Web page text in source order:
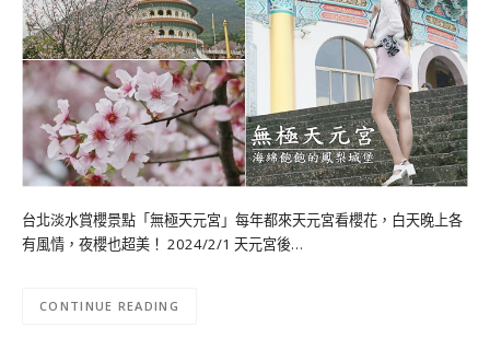
台北淡水賞櫻景點「無極天元宮」每年都來天元宮看櫻花，白天晚上各
有風情，夜櫻也超美！ 2024/2/1 天元宮後…
CONTINUE READING